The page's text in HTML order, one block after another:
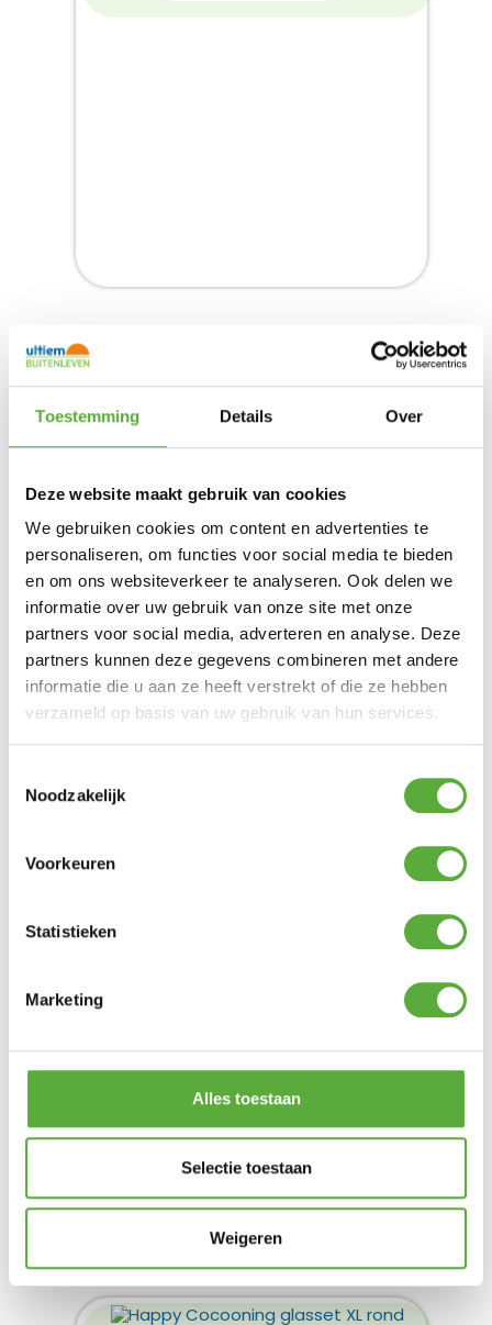
Toestemming Details Over
Deze website maakt gebruik van cookies
We gebruiken cookies om content en advertenties te
personaliseren, om functies voor social media te bieden
en om ons websiteverkeer te analyseren. Ook delen we
informatie over uw gebruik van onze site met onze
partners voor social media, adverteren en analyse. Deze
partners kunnen deze gegevens combineren met andere
informatie die u aan ze heeft verstrekt of die ze hebben
verzameld op basis van uw gebruik van hun services.
Noodzakelijk
Voorkeuren
Statistieken
Marketing
Alles toestaan
Selectie toestaan
Weigeren
HARTMAN CALIFORNIA TUINTAFEL
225X100CM HPL
TASTE BY 4 SEASONS OUTDOOR